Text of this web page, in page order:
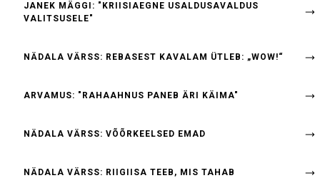
JANEK MÄGGI: "KRIISIAEGNE USALDUSAVALDUS
VALITSUSELE"
NÄDALA VÄRSS: REBASEST KAVALAM ÜTLEB: „WOW!“
ARVAMUS: "RAHAAHNUS PANEB ÄRI KÄIMA"
NÄDALA VÄRSS: VÕÕRKEELSED EMAD
NÄDALA VÄRSS: RIIGIISA TEEB, MIS TAHAB